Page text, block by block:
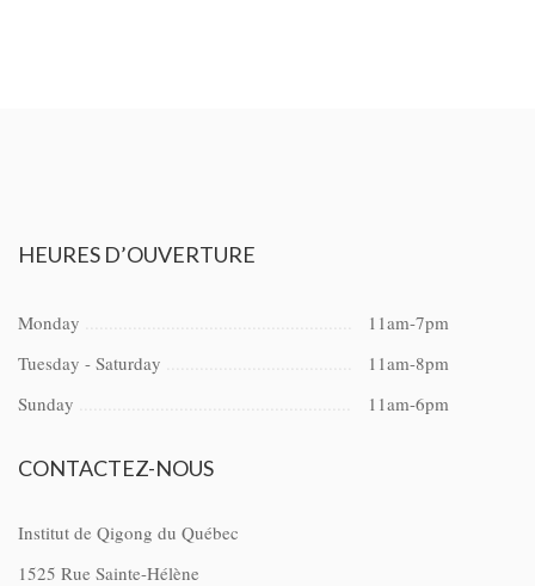
HEURES D’OUVERTURE
Monday
11am-7pm
Tuesday - Saturday
11am-8pm
Sunday
11am-6pm
CONTACTEZ-NOUS
Institut de Qigong du Québec
1525 Rue Sainte-Hélène